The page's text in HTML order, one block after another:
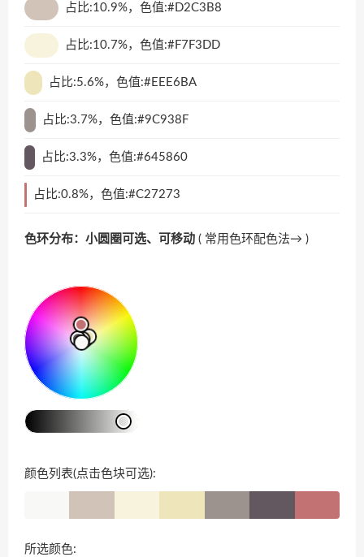
占比:10.9%，色值:#D2C3B8
占比:10.7%，色值:#F7F3DD
占比:5.6%，色值:#EEE6BA
占比:3.7%，色值:#9C938F
占比:3.3%，色值:#645860
占比:0.8%，色值:#C27273
色环分布：小圆圈可选、可移动 ( 常用色环配色法→ )
颜色列表(点击色块可选):
所选颜色: